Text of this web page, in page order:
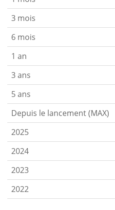
3 mois
6 mois
1 an
3 ans
5 ans
Depuis le lancement (MAX)
2025
2024
2023
2022